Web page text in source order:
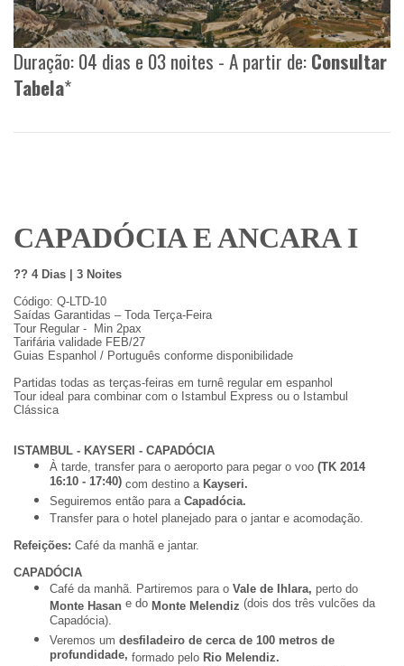
Duração: 04 dias e 03 noites - A partir de:Consultar
Tabela*
CAPADÓCIA E ANCARA I
?? 4 Dias | 3 Noites
Código: Q-LTD-10
Saídas Garantidas – Toda Terça-Feira
Tour Regular - Min 2pax
Tarifária validade FEB/27
Guias Espanhol / Português conforme disponibilidade
Partidas todas as terças-feiras em turnê regular em espanhol
Tour ideal para combinar com o Istambul Express ou o Istambul
Clássica
ISTAMBUL - KAYSERI - CAPADÓCIA
À tarde, transfer para o aeroporto para pegar o voo (TK 2014
16:10 - 17:40) com destino a Kayseri.
Seguiremos então para a Capadócia.
Transfer para o hotel planejado para o jantar e acomodação.
Refeições: Café da manhã e jantar.
CAPADÓCIA
Café da manhã. Partiremos para o Vale de Ihlara, perto do
Monte Hasan e do Monte Melendiz (dois dos três vulcões da
Capadócia).
Veremos um desfiladeiro de cerca de 100 metros de
profundidade, formado pelo Rio Melendiz.